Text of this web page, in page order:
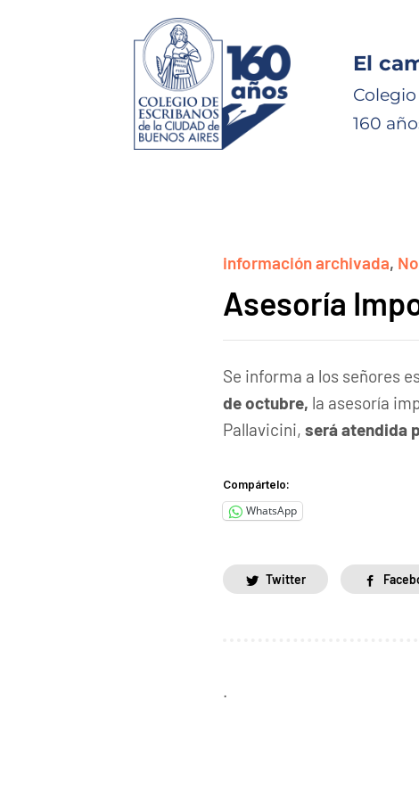
El
160
información archivada,
Asesoría
Se informa a los señores
de octubre, la asesoría
Pallavicini, será atendida
Compártelo:
WhatsApp
Twitter
.